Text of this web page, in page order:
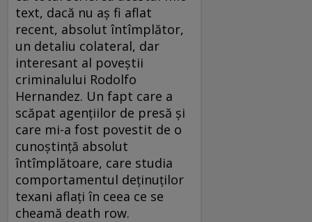
text, dacă nu aş fi aflat
recent, absolut întîmplător,
un detaliu colateral, dar
interesant al poveştii
criminalului Rodolfo
Hernandez. Un fapt care a
scăpat agenţiilor de presă şi
care mi-a fost povestit de o
cunoştinţă absolut
întîmplătoare, care studia
comportamentul deţinuţilor
texani aflaţi în ceea ce se
cheamă death row.